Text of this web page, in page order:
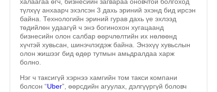
халаагаа өгч, бизнесийн загвараа оновчтой болгоход
түлхүү анхаарч эхэлсэн 3 дахь эриний эхэнд бид ирсэн
байна. Технологийн эриний гурав дахь үе эхлээд
төдийлөн удаагүй ч энэ богинохон хугацаанд
бизнесийн олон салбар өөрчлөлтийн их нөлөөнд
хүчтэй хувьсан, шинэчлэгдэж байна. Энэхүү хувьслын
олон жишээг бид өдөр тутмын амьдралдаа харж
болно.
Нэг ч таксигүй хэрнээ хамгийн том такси компани
болсон “Uber”, өөрсдийн агуулах, дэлгүүргүй боловч